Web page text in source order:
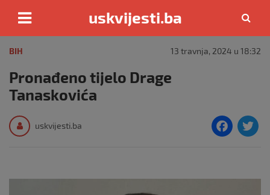
content
uskvijesti.ba
BIH 13 travnja, 2024 u 18:32
Pronađeno tijelo Drage
Tanaskovića
uskvijesti.ba
F
e